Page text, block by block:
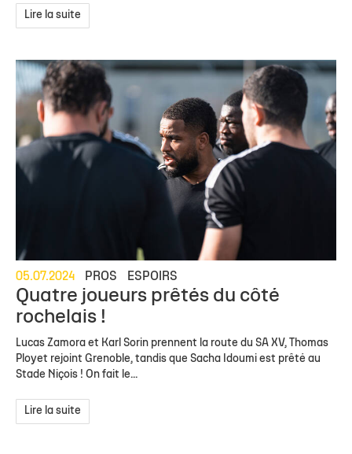
Lire la suite
05.07.2024 PROS ESPOIRS
Quatre joueurs prêtés du côté
rochelais !
Lucas Zamora et Karl Sorin prennent la route du SA XV, Thomas
Ployet rejoint Grenoble, tandis que Sacha Idoumi est prêté au
Stade Niçois ! On fait le...
Lire la suite